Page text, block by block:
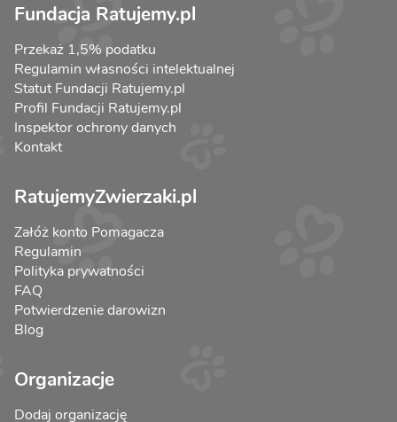
Fundacja Ratujemy.pl
Przekaż 1,5% podatku
Regulamin własności intelektualnej
Statut Fundacji Ratujemy.pl
Profil Fundacji Ratujemy.pl
Inspektor ochrony danych
Kontakt
RatujemyZwierzaki.pl
Załóż konto Pomagacza
Regulamin
Polityka prywatności
FAQ
Potwierdzenie darowizn
Blog
Organizacje
Dodaj organizację